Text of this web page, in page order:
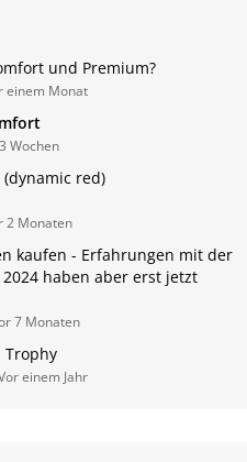
und Premium?
einem Monat
Wochen
(dynamic red)
2 Monaten
kaufen - Erfahrungen mit der
haben aber erst jetzt
7 Monaten
Trophy
einem Jahr